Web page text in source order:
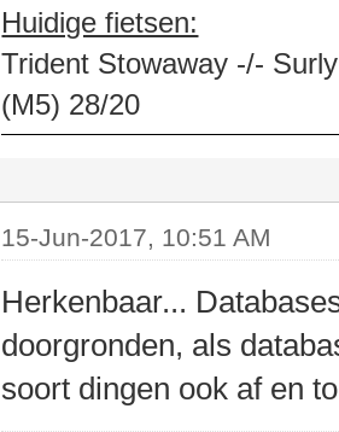
Huidige fietsen:
Trident Stowaway -/-
(M5) 28/20
15-Jun-2017, 10:51 AM
Herkenbaar...
doorgronden, als
soort dingen ook af en